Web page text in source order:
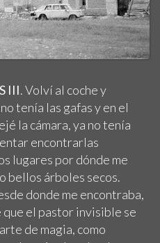
III. Volví al coche y
tenía las gafas y en el
la cámara, ya no tenía
encontrarlas
lugares por dónde me
bellos árboles secos.
donde me encontraba,
el pastor invisible se
de magia, como